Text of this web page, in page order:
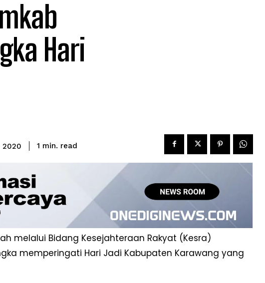
Hari
2020 1 min. read
melalui Bidang Kesejahteraan Rakyat (Kesra)
memperingati Hari Jadi Kabupaten Karawang yang